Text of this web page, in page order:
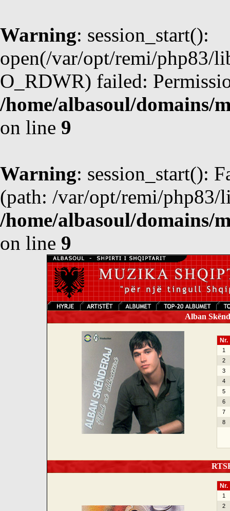
Warning: session_start():
open(/var/opt/remi/php83/
O_RDWR) failed:
/home/albasoul/domains/
on line 9
Warning: session_start():
(path: /var/opt/remi/php83/
/home/albasoul/domains/
on line 9
Alban
Nr.
1
2
3
4
5
6
7
8
Nr.
1
2